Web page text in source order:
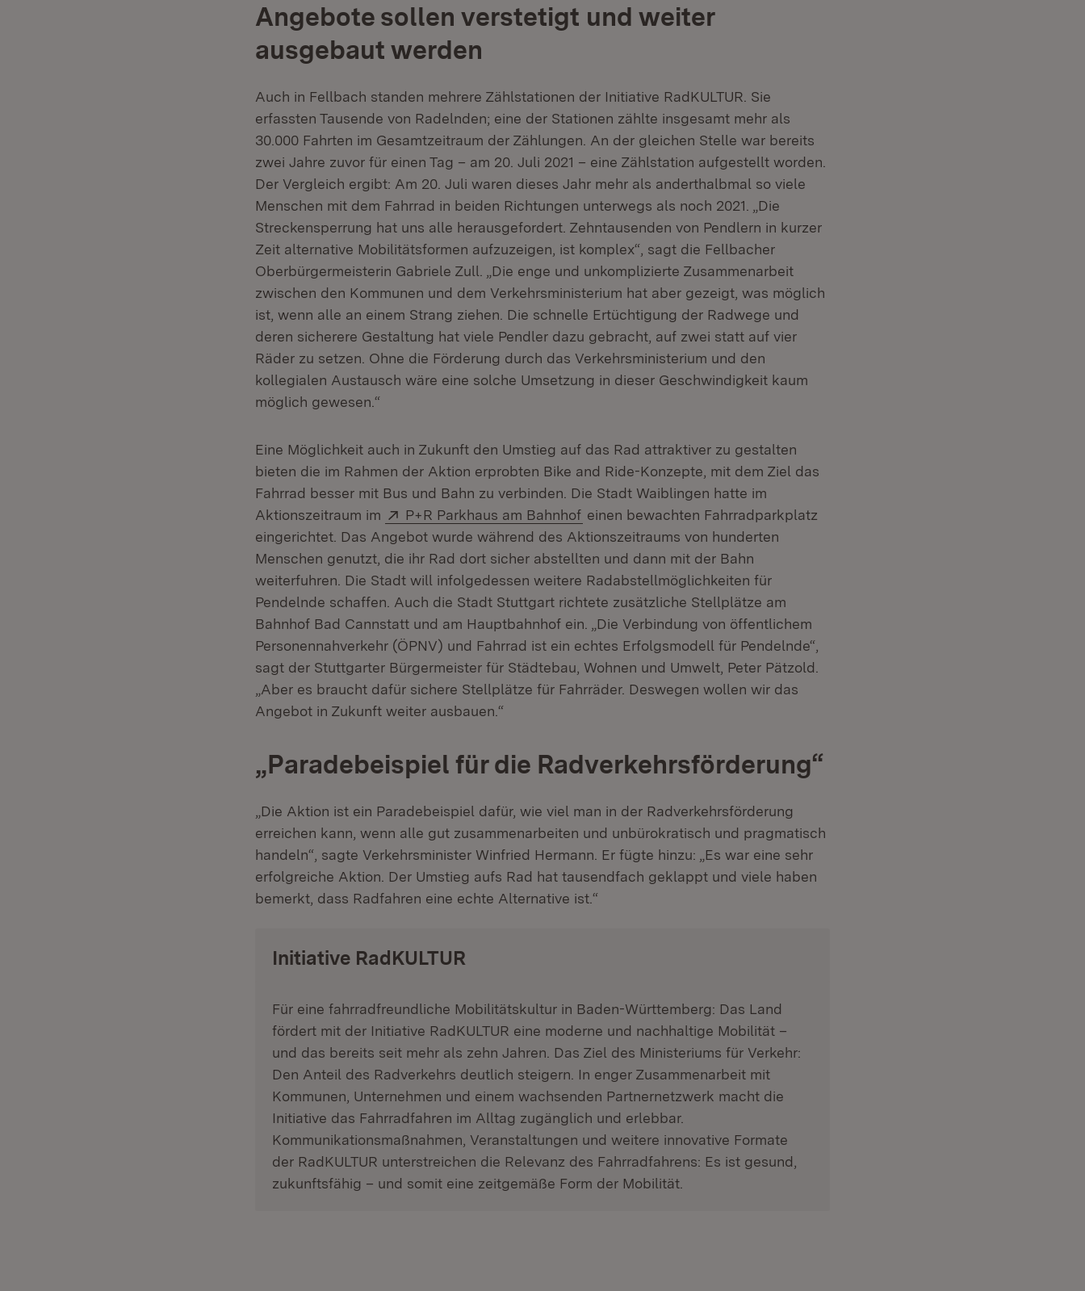
Angebote sollen verstetigt und weiter
ausgebaut werden
Auch in Fellbach standen mehrere Zählstationen der Initiative RadKULTUR. Sie
erfassten Tausende von Radelnden; eine der Stationen zählte insgesamt mehr als
30.000 Fahrten im Gesamtzeitraum der Zählungen. An der gleichen Stelle war bereits
zwei Jahre zuvor für einen Tag – am 20. Juli 2021 – eine Zählstation aufgestellt worden.
Der Vergleich ergibt: Am 20. Juli waren dieses Jahr mehr als anderthalbmal so viele
Menschen mit dem Fahrrad in beiden Richtungen unterwegs als noch 2021. „Die
Streckensperrung hat uns alle herausgefordert. Zehntausenden von Pendlern in kurzer
Zeit alternative Mobilitätsformen aufzuzeigen, ist komplex“, sagt die Fellbacher
Oberbürgermeisterin Gabriele Zull. „Die enge und unkomplizierte Zusammenarbeit
zwischen den Kommunen und dem Verkehrsministerium hat aber gezeigt, was möglich
ist, wenn alle an einem Strang ziehen. Die schnelle Ertüchtigung der Radwege und
deren sicherere Gestaltung hat viele Pendler dazu gebracht, auf zwei statt auf vier
Räder zu setzen. Ohne die Förderung durch das Verkehrsministerium und den
kollegialen Austausch wäre eine solche Umsetzung in dieser Geschwindigkeit kaum
möglich gewesen.“
Eine Möglichkeit auch in Zukunft den Umstieg auf das Rad attraktiver zu gestalten
bieten die im Rahmen der Aktion erprobten Bike and Ride-Konzepte, mit dem Ziel das
Fahrrad besser mit Bus und Bahn zu verbinden. Die Stadt Waiblingen hatte im
Aktionszeitraum im
Extern:
P+R Parkhaus am Bahnhof (Öffnet in neuem Fenster)
einen bewachten Fahrradparkplatz
eingerichtet. Das Angebot wurde während des Aktionszeitraums von hunderten
Menschen genutzt, die ihr Rad dort sicher abstellten und dann mit der Bahn
weiterfuhren. Die Stadt will infolgedessen weitere Radabstellmöglichkeiten für
Pendelnde schaffen. Auch die Stadt Stuttgart richtete zusätzliche Stellplätze am
Bahnhof Bad Cannstatt und am Hauptbahnhof ein. „Die Verbindung von öffentlichem
Personennahverkehr (ÖPNV) und Fahrrad ist ein echtes Erfolgsmodell für Pendelnde“,
sagt der Stuttgarter Bürgermeister für Städtebau, Wohnen und Umwelt, Peter Pätzold.
„Aber es braucht dafür sichere Stellplätze für Fahrräder. Deswegen wollen wir das
Angebot in Zukunft weiter ausbauen.“
„Paradebeispiel für die Radverkehrsförderung“
„Die Aktion ist ein Paradebeispiel dafür, wie viel man in der Radverkehrsförderung
erreichen kann, wenn alle gut zusammenarbeiten und unbürokratisch und pragmatisch
handeln“, sagte Verkehrsminister Winfried Hermann. Er fügte hinzu: „Es war eine sehr
erfolgreiche Aktion. Der Umstieg aufs Rad hat tausendfach geklappt und viele haben
bemerkt, dass Radfahren eine echte Alternative ist.“
Initiative RadKULTUR
Für eine fahrradfreundliche Mobilitätskultur in Baden-Württemberg: Das Land
fördert mit der Initiative RadKULTUR eine moderne und nachhaltige Mobilität –
und das bereits seit mehr als zehn Jahren. Das Ziel des Ministeriums für Verkehr:
Den Anteil des Radverkehrs deutlich steigern. In enger Zusammenarbeit mit
Kommunen, Unternehmen und einem wachsenden Partnernetzwerk macht die
Initiative das Fahrradfahren im Alltag zugänglich und erlebbar.
Kommunikationsmaßnahmen, Veranstaltungen und weitere innovative Formate
der RadKULTUR unterstreichen die Relevanz des Fahrradfahrens: Es ist gesund,
zukunftsfähig – und somit eine zeitgemäße Form der Mobilität.